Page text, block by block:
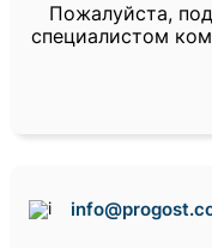
Пожалуйста,
специалистом